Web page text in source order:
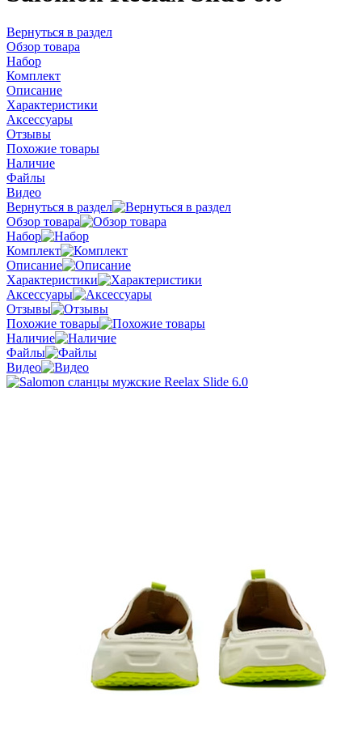
Вернуться в раздел
Обзор товара
Набор
Комплект
Описание
Характеристики
Аксессуары
Отзывы
Похожие товары
Наличие
Файлы
Видео
Вернуться в раздел
Обзор товара
Набор
Комплект
Описание
Характеристики
Аксессуары
Отзывы
Похожие товары
Наличие
Файлы
Видео